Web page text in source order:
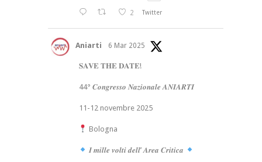
2 Twitter
Aniarti 6 Mar 2025
𝐒𝐀𝐕𝐄 𝐓𝐇𝐄 𝐃𝐀𝐓𝐄!
44° 𝑪𝒐𝒏𝒈𝒓𝒆𝒔𝒔𝒐 𝑵𝒂𝒛𝒊𝒐𝒏𝒂𝒍𝒆 𝑨𝑵𝑰𝑨𝑹𝑻𝑰
11-12 novembre 2025
Bologna
𝑰 𝒎𝒊𝒍𝒍𝒆 𝒗𝒐𝒍𝒕𝒊 𝒅𝒆𝒍𝒍’ 𝑨𝒓𝒆𝒂 𝑪𝒓𝒊𝒕𝒊𝒄𝒂